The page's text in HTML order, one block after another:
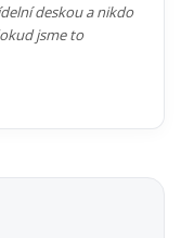
deskou a nikdo
jsme to